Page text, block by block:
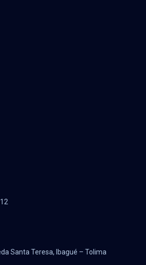
Santa Teresa, Ibagué – Tolima